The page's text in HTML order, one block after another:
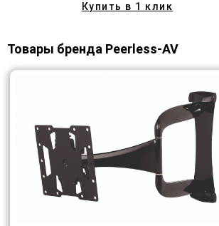
Купить в 1 клик
Товары бренда Peerless-AV